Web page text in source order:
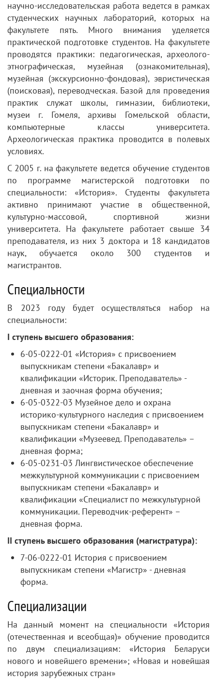
научно-исследовательская работа ведется в рамках
студенческих научных лабораторий, которых на
факультете пять. Много внимания уделяется
практической подготовке студентов. На факультете
проводятся практики: педагогическая, археолого-
этнографическая, музейная (ознакомительная),
музейная (экскурсионно-фондовая), эвристическая
(поисковая), переводческая. Базой для проведения
практик служат школы, гимназии, библиотеки,
музеи г. Гомеля, архивы Гомельской области,
компьютерные классы университета.
Археологическая практика проводится в полевых
условиях.
С 2005 г. на факультете ведется обучение студентов
по программе магистерской подготовки по
специальности: «История». Студенты факультета
активно принимают участие в общественной,
культурно-массовой, спортивной жизни
университета. На факультете работает свыше 34
преподавателя, из них 3 доктора и 18 кандидатов
наук, обучается около 300 студентов и
магистрантов.
Специальности
В 2023 году будет осуществляться набор на
специальности:
І ступень высшего образования:
6-05-0222-01 «История» с присвоением
выпускникам степени «Бакалавр» и
квалификации «Историк. Преподаватель» -
дневная и заочная форма обучения;
6-05-0322-03 Музейное дело и охрана
историко-культурного наследия с присвоением
выпускникам степени «Бакалавр» и
квалификации «Музеевед. Преподаватель» –
дневная форма;
6-05-0231-03 Лингвистическое обеспечение
межкультурной коммуникации с присвоением
выпускникам степени «Бакалавр» и
квалификации «Специалист по межкультурной
коммуникации. Переводчик-референт» –
дневная форма.
ІІ ступень высшего образования (магистратура):
7-06-0222-01 История с присвоением
выпускникам степени «Магистр» - дневная
форма.
Специализации
На данный момент на специальности «История
(отечественная и всеобщая)» обучение проводится
по двум специализациям: «История Беларуси
нового и новейшего времени»; «Новая и новейшая
история зарубежных стран»